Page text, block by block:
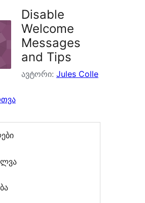
Disable
Welcome
Messages
and Tips
ავტორი: Jules Colle